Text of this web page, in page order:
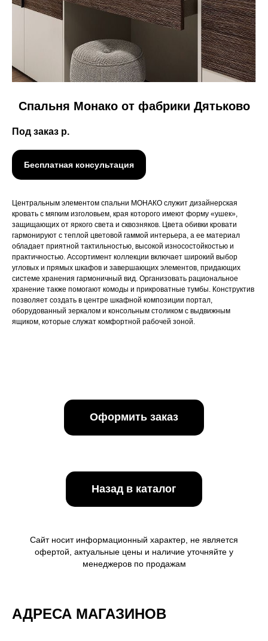
Спальня Монако от фабрики Дятьково
Под заказ р.
Бесплатная консультация
Центральным элементом спальни МОНАКО служит дизайнерская
кровать с мягким изголовьем, края которого имеют форму «ушек»,
защищающих от яркого света и сквозняков. Цвета обивки кровати
гармонируют с теплой цветовой гаммой интерьера, а ее материал
обладает приятной тактильностью, высокой износостойкостью и
практичностью. Ассортимент коллекции включает широкий выбор
угловых и прямых шкафов и завершающих элементов, придающих
системе хранения гармоничный вид. Организовать рациональное
хранение также помогают комоды и прикроватные тумбы. Конструктив
позволяет создать в центре шкафной композиции портал,
оборудованный зеркалом и консольным столиком с выдвижным
ящиком, которые служат комфортной рабочей зоной.
Оформить заказ
Назад в каталог
Сайт носит информационный характер, не является
офертой, актуальные цены и наличие уточняйте у
менеджеров по продажам
АДРЕСА МАГАЗИНОВ